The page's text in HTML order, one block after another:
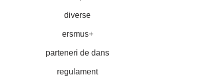
diverse
ersmus+
parteneri de dans
regulament